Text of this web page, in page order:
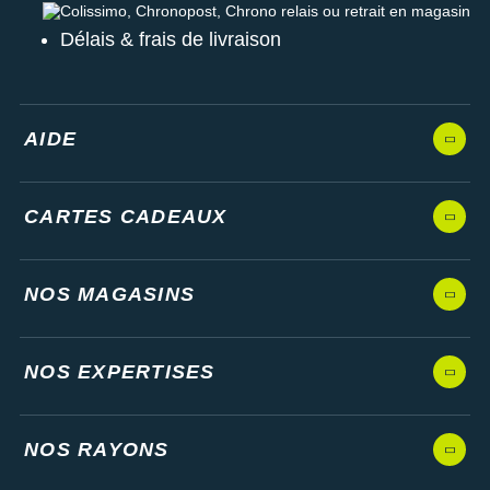
Colissimo, Chronopost, Chrono relais ou retrait en magasin
Délais & frais de livraison
AIDE
CARTES CADEAUX
NOS MAGASINS
NOS EXPERTISES
NOS RAYONS